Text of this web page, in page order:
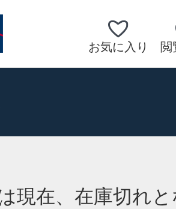
お気に入り 閲
現在、在庫切れ